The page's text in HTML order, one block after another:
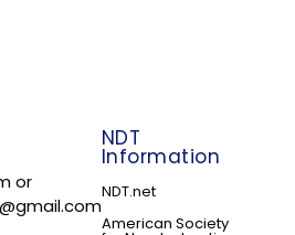
or
NDT
Information
NDT.net
American Society